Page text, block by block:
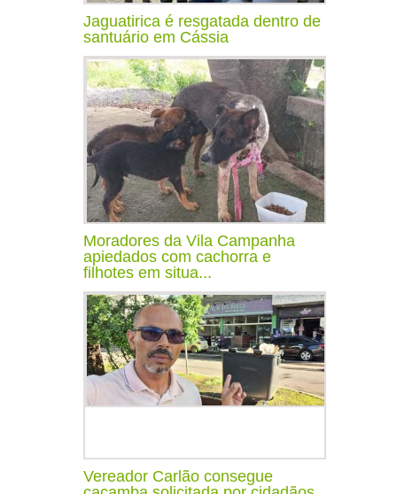
Jaguatirica é resgatada dentro de
santuário em Cássia
Moradores da Vila Campanha
apiedados com cachorra e
filhotes em situa...
Vereador Carlão consegue